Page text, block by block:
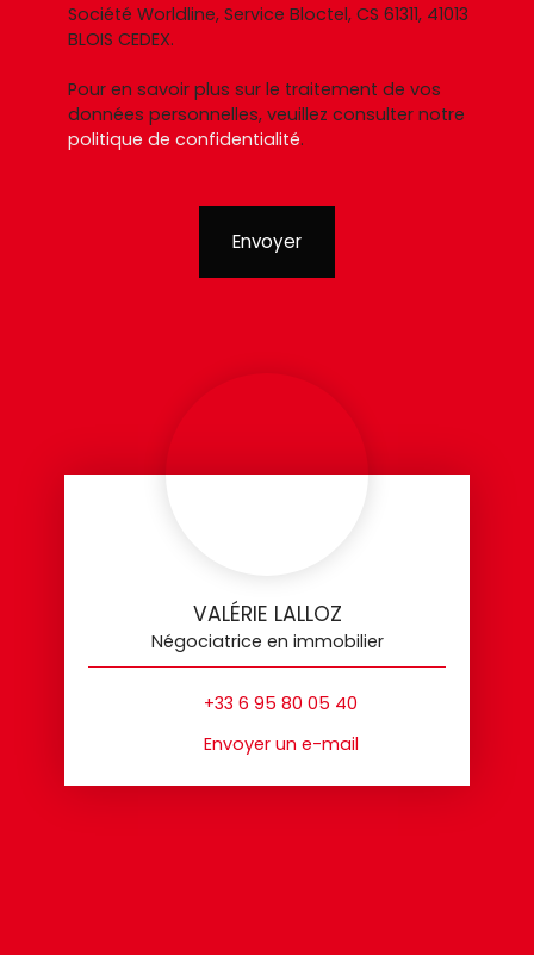
Société Worldline, Service Bloctel, CS 61311, 41013
BLOIS CEDEX.
Pour en savoir plus sur le traitement de vos
données personnelles, veuillez consulter notre
politique de confidentialité.
Envoyer
VALÉRIE LALLOZ
Négociatrice en immobilier
+33 6 95 80 05 40
Envoyer un e-mail